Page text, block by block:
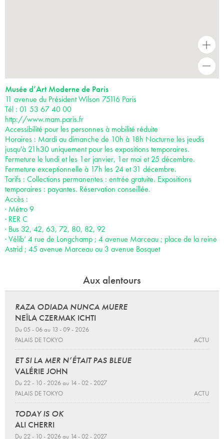
+
Musée d’Art Moderne de Paris
11 avenue du Président Wilson 75116 Paris
Tél : 01 53 67 40 00
http://www.mam.paris.fr
Accessibilité pour les personnes à mobilité réduite
Horaires : Mardi au dimanche de 10h à 18h Nocturne les jeudis
jusqu'à 21h30 uniquement pour les expositions temporaires.
Fermeture le lundi et les 1er janvier, 1er mai et 25 décembre.
Fermeture exceptionnelle à 17h les 24 et 31 décembre.
Tarifs : Collections permanentes : entrée gratuite. Expositions
temporaires : payantes. Réservation conseillée.
Accès :
· Métro 9
· RER C
· Bus 32, 42, 63, 72, 80, 82, 92
· Vélib’ 4 rue de Longchamp ; 4 avenue Marceau ; place de la reine
Astrid ; 45 avenue Marceau ou 3 avenue Bosquet
Aux alentours
RAZA ODIADA NUNCA MUERE
NEÏLA CZERMAK ICHTI
Du 05 - 06 au 13 - 09 - 2026
PALAIS DE TOKYO
ACTU
ET SI LA MER N’ÉTAIT PAS BLEUE
VALÉRIE JOHN
Du 22 - 10 - 2026 au 14 - 02 - 2027
PALAIS DE TOKYO
ACTU
TODAY IS OK
ALI CHERRI
Du 22 - 10 - 2026 au 14 - 02 - 2027